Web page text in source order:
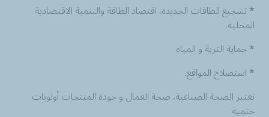
* تشجيع الطاقات الجديدة، اقتصاد الطاقة والتنمية الاقتصادية
المحلية.
* حماية التربة و المياه
* استصلاح المواقع.
تعتبر الصحة الصناعية، صحة العمال و جودة المنتجات أولويات
حتمية